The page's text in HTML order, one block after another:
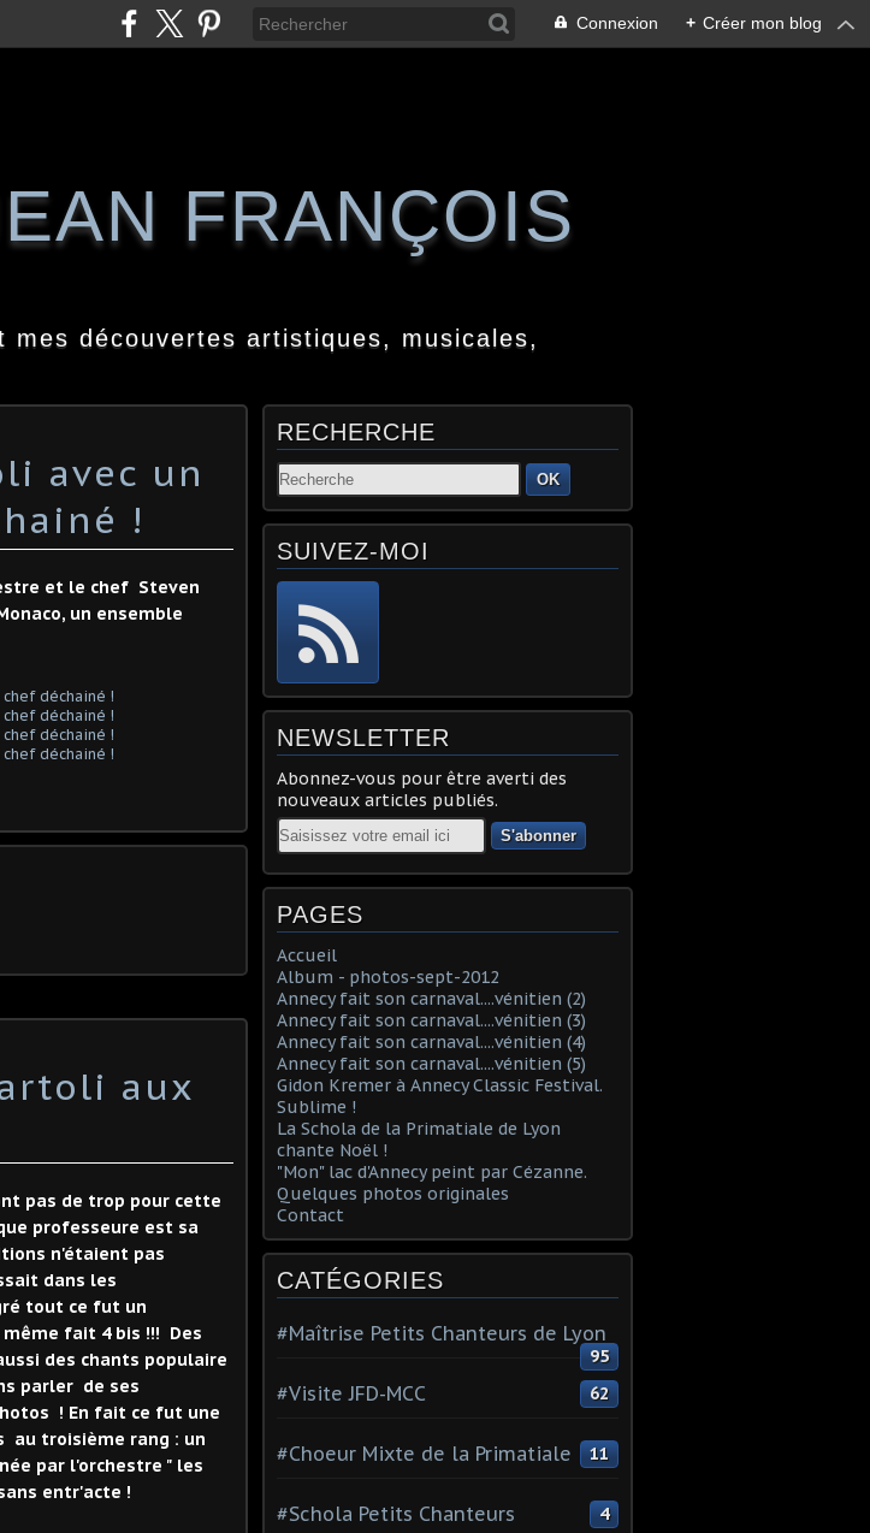
Connexion + Créer mon blog
FRANÇOIS
découvertes artistiques, musicales,
avec un
!
et le chef Steven
un ensemble
aux
pas de trop pour cette
professeure est sa
n'étaient pas
dans les
tout ce fut un
fait 4 bis !!! Des
des chants populaire
parler de ses
! En fait ce fut une
au troisième rang : un
par l'orchestre " les
entr'acte !
RECHERCHE
OK
SUIVEZ-MOI
NEWSLETTER
Abonnez-vous pour être averti des
nouveaux articles publiés.
Email
PAGES
Accueil
Album - photos-sept-2012
Annecy fait son carnaval....vénitien (2)
Annecy fait son carnaval....vénitien (3)
Annecy fait son carnaval....vénitien (4)
Annecy fait son carnaval....vénitien (5)
Gidon Kremer à Annecy Classic Festival.
Sublime !
La Schola de la Primatiale de Lyon
chante Noël !
"Mon" lac d'Annecy peint par Cézanne.
Quelques photos originales
Contact
CATÉGORIES
#Maîtrise Petits Chanteurs de Lyon
95
#Visite JFD-MCC 62
#Choeur Mixte de la Primatiale 11
#Schola Petits Chanteurs 4